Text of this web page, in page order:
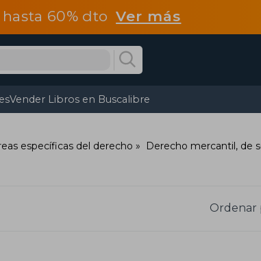
hasta 60% dtoVer más
Vender Libros en Buscalibre
específicas del derecho Derecho mercantil, de
Ordenar